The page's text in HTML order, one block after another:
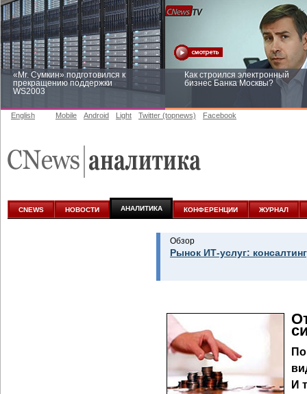
«Mr. Сумкин» подготовился к
прекращению поддержки
WS2003
Как строился электронный
бизнес Банка Москвы?
аналитике
English Mobile Android Light Twitter (topnews) Facebook
CNEWS НОВОСТИ АНАЛИТИКА КОНФЕРЕНЦИИ ЖУРНАЛ
Обзор
Рынок ИТ-услуг:
И